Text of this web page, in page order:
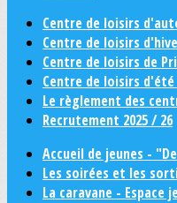
Centre de loisirs
Centre de loisirs
Centre de loisirs de
Centre de loisirs
Le règlement des
Recrutement 2025 / 26
Accueil de jeunes -
Les soirées et les
La caravane - Espace